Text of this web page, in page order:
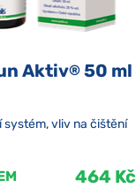
Aktiv® 50 ml
systém, vliv na čištění
464 Kč